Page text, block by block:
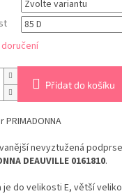
Přidat do košíku
nevyztužená
DEAUVILLE 0161810.
je do velikosti E, větší